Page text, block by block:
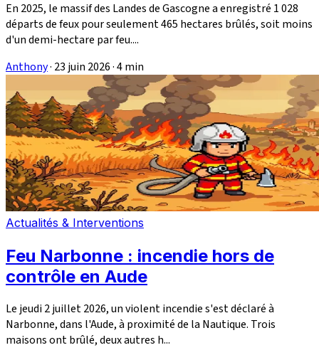
En 2025, le massif des Landes de Gascogne a enregistré 1 028
départs de feux pour seulement 465 hectares brûlés, soit moins
d'un demi-hectare par feu....
Anthony· 23 juin 2026·4 min
Actualités & Interventions
Feu Narbonne : incendie hors de
contrôle en Aude
Le jeudi 2 juillet 2026, un violent incendie s'est déclaré à
Narbonne, dans l'Aude, à proximité de la Nautique. Trois
maisons ont brûlé, deux autres h...